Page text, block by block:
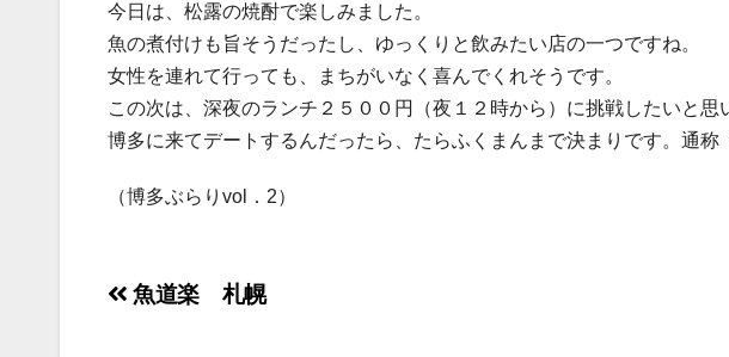
今日は、松露の焼酎で楽しみました。
魚の煮付けも旨そうだったし、ゆっくりと飲みたい店の一つですね。
女性を連れて行っても、まちがいなく喜んでくれそうです。
この次は、深夜のランチ２５００円（夜１２時から）に挑戦したいと思
博多に来てデートするんだったら、たらふくまんまで決まりです。通称
（博多ぶらりvol．2）
投魚道楽 札幌